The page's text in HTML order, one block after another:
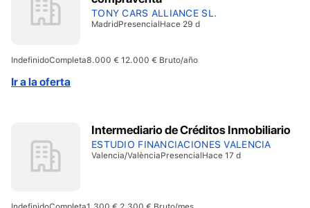
TONY CARS ALLIANCE SL.
MadridPresencialHace 29 d
IndefinidoCompleta8.000 € 12.000 € Bruto/año
Ir a la oferta
Intermediario de Créditos Inmobiliario
ESTUDIO FINANCIACIONES VALENCIA
Valencia/ValènciaPresencialHace 17 d